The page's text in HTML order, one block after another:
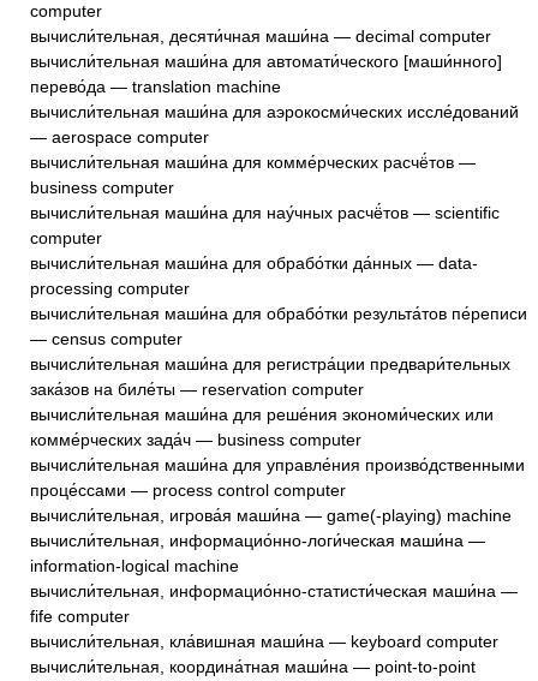
computer
вычисли́тельная, десяти́чная маши́на — decimal computer
вычисли́тельная маши́на для автомати́ческого [маши́нного]
перево́да — translation machine
вычисли́тельная маши́на для аэрокосми́ческих иссле́дований
— aerospace computer
вычисли́тельная маши́на для комме́рческих расчё́тов —
business computer
вычисли́тельная маши́на для нау́чных расчё́тов — scientific
computer
вычисли́тельная маши́на для обрабо́тки да́нных — data-
processing computer
вычисли́тельная маши́на для обрабо́тки результа́тов пе́реписи
— census computer
вычисли́тельная маши́на для регистра́ции предвари́тельных
зака́зов на биле́ты — reservation computer
вычисли́тельная маши́на для реше́ния экономи́ческих или
комме́рческих зада́ч — business computer
вычисли́тельная маши́на для управле́ния произво́дственными
проце́ссами — process control computer
вычисли́тельная, игрова́я маши́на — game(-playing) machine
вычисли́тельная, информацио́нно-логи́ческая маши́на —
information-logical machine
вычисли́тельная, информацио́нно-статисти́ческая маши́на —
fife computer
вычисли́тельная, кла́вишная маши́на — keyboard computer
вычисли́тельная, координа́тная маши́на — point-to-point